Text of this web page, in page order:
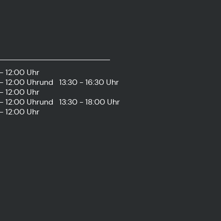
12:00 Uhr
12:00 Uhrund
13:30 - 16:30 Uhr
12:00 Uhr
12:00 Uhrund
13:30 - 18:00 Uhr
12:00 Uhr